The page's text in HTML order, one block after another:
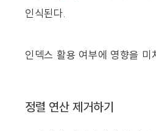
인식된다.
인덱스 활용 여부에 영향을 미
정렬 연산 제거하기